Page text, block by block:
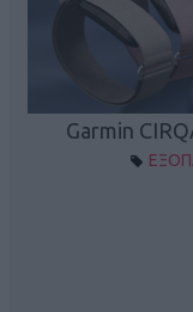
Garmin